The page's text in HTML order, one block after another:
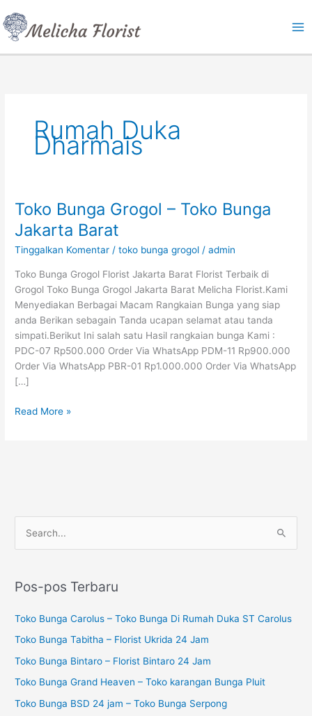
ke
konten
Rumah Duka
Dharmais
Toko Bunga Grogol – Toko Bunga
Jakarta Barat
Tinggalkan Komentar /toko bunga grogol /admin
Toko Bunga Grogol Florist Jakarta Barat Florist Terbaik di
Grogol Toko Bunga Grogol Jakarta Barat Melicha Florist.Kami
Menyediakan Berbagai Macam Rangkaian Bunga yang siap
anda Berikan sebagain Tanda ucapan selamat atau tanda
simpati.Berikut Ini salah satu Hasil rangkaian bunga Kami :
PDC-07 Rp500.000 Order Via WhatsApp PDM-11 Rp900.000
Order Via WhatsApp PBR-01 Rp1.000.000 Order Via WhatsApp
[…]
Toko
Bunga
Grogol
–
Jakarta
Barat
Read More »
i
u
k
:
Pos-pos Terbaru
Toko Bunga Carolus – Toko Bunga Di Rumah Duka ST Carolus
Toko Bunga Tabitha – Florist Ukrida 24 Jam
Toko Bunga Bintaro – Florist Bintaro 24 Jam
Toko Bunga Grand Heaven – Toko karangan Bunga Pluit
Toko Bunga BSD 24 jam – Toko Bunga Serpong
c
r
i
a